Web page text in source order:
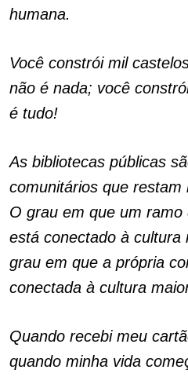
humana.
Você constrói mil
não é nada; você
é tudo!
As bibliotecas públicas
comunitários que restam
O grau em que um ramo
está conectado à cultura
grau em que a própria
conectada à cultura
Quando recebi meu
quando minha vida